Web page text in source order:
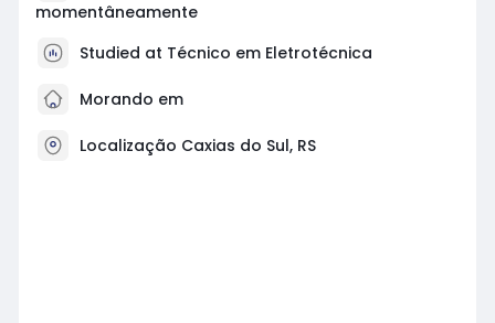
momentâneamente
Studied at Técnico em Eletrotécnica
Morando em
Localização Caxias do Sul, RS